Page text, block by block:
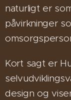
naturligt er
påvirkninger
Kort sagt er
design og